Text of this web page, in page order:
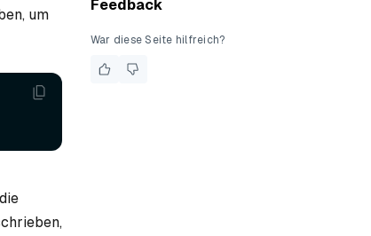
um
Feedback
War diese Seite hilfreich?